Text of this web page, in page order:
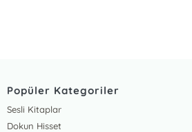
Popüler Kategoriler
Sesli Kitaplar
Dokun Hisset